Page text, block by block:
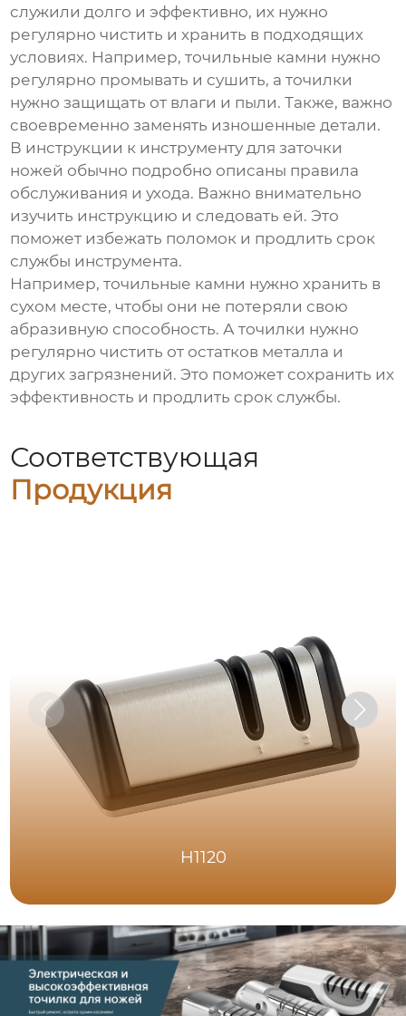
служили долго и эффективно, их нужно
регулярно чистить и хранить в подходящих
условиях. Например, точильные камни нужно
регулярно промывать и сушить, а точилки
нужно защищать от влаги и пыли. Также, важно
своевременно заменять изношенные детали.
В инструкции к инструменту для заточки
ножей обычно подробно описаны правила
обслуживания и ухода. Важно внимательно
изучить инструкцию и следовать ей. Это
поможет избежать поломок и продлить срок
службы инструмента.
Например, точильные камни нужно хранить в
сухом месте, чтобы они не потеряли свою
абразивную способность. А точилки нужно
регулярно чистить от остатков металла и
других загрязнений. Это поможет сохранить их
эффективность и продлить срок службы.
Соответствующая
Продукция
H1120